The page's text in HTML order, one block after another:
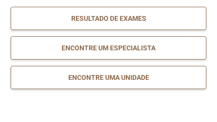
RESULTADO DE EXAMES
ENCONTRE UM ESPECIALISTA
ENCONTRE UMA UNIDADE